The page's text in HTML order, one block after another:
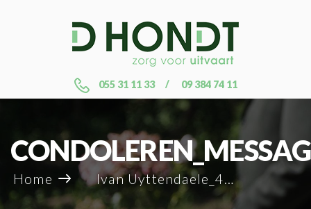
055 31 11 33 09 384 74 11
Home Ivan Uyttendaele_45007